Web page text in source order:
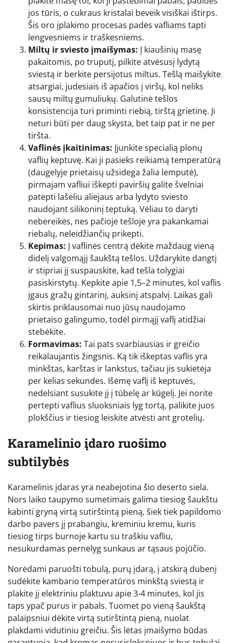
jos tūris, o cukraus kristalai beveik visiškai ištirps.
Šis oro įplakimo procesas padės vafliams tapti
lengvesniems ir traškesniems.
Miltų ir sviesto įmaišymas: Į kiaušinių masę
pakaitomis, po truputį, pilkite atvėsusį lydytą
sviestą ir berkite persijotus miltus. Tešlą maišykite
atsargiai, judesiais iš apačios į viršų, kol neliks
sausų miltų gumuliukų. Galutinė tešlos
konsistencija turi priminti riebią, tirštą grietinę. Ji
neturi būti per daug skysta, bet taip pat ir ne per
tiršta.
Vaflinės įkaitinimas: Įjunkite specialią plonų
vaflių keptuvę. Kai ji pasieks reikiamą temperatūrą
(daugelyje prietaisų užsidega žalia lemputė),
pirmajam vafliui iškepti paviršių galite švelniai
patepti lašeliu aliejaus arba lydyto sviesto
naudojant silikoninį teptuką. Vėliau to daryti
nebereikės, nes pačioje tešloje yra pakankamai
riebalų, neleidžiančių prikepti.
Kepimas: Į vaflinės centrą dėkite maždaug vieną
didelį valgomąjį šaukštą tešlos. Uždarykite dangtį
ir stipriai jį suspauskite, kad tešla tolygiai
pasiskirstytų. Kepkite apie 1,5–2 minutes, kol vaflis
įgaus gražų gintarinį, auksinį atspalvį. Laikas gali
skirtis priklausomai nuo jūsų naudojamo
prietaiso galingumo, todėl pirmąjį vaflį atidžiai
stebėkite.
Formavimas: Tai pats svarbiausias ir greičio
reikalaujantis žingsnis. Ką tik iškeptas vaflis yra
minkštas, karštas ir lankstus, tačiau jis sukietėja
per kelias sekundes. Išėmę vaflį iš keptuvės,
nedelsiant susukite jį į tūbelę ar kūgelį. Jei norite
pertepti vaflius sluoksniais lyg tortą, palikite juos
plokščius ir tiesiog leiskite atvėsti ant grotelių.
Karamelinio įdaro ruošimo
subtilybės
Karamelinis įdaras yra neabejotina šio deserto siela.
Nors laiko taupymo sumetimais galima tiesiog šaukštu
kabinti gryną virtą sutirštintą pieną, šiek tiek papildomo
darbo pavers jį prabangiu, kreminiu kremu, kuris
tiesiog tirps burnoje kartu su traškiu vafliu,
nesukurdamas pernelyg sunkaus ar tąsaus pojūčio.
Norėdami paruošti tobulą, purų įdarą, į atskirą dubenį
sudėkite kambario temperatūros minkštą sviestą ir
plakite jį elektriniu plaktuvu apie 3-4 minutes, kol jis
taps ypač purus ir pabals. Tuomet po vieną šaukštą
palaipsniui dėkite virtą sutirštintą pieną, nuolat
plakdami vidutiniu greičiu. Šis lėtas įmaišymo būdas